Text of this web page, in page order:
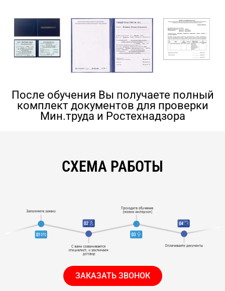
После обучения Вы получаете полный
комплект документов для проверки
Мин.труда и Ростехнадзора
СХЕМА РАБОТЫ
ЗАКАЗАТЬ ЗВОНОК